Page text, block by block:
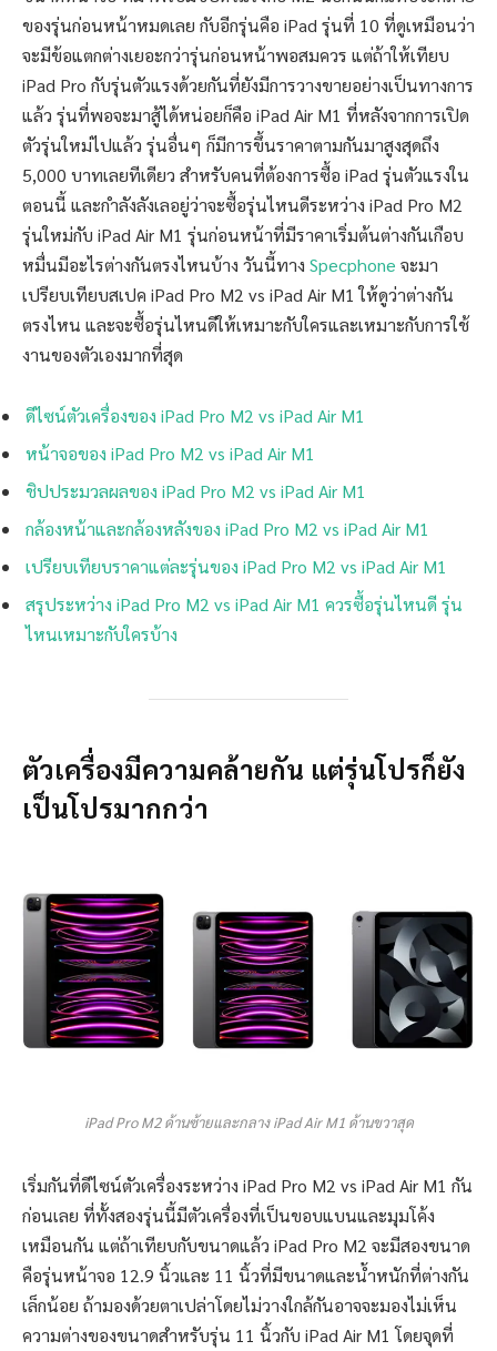
ของรุ่นก่อนหน้าหมดเลย กับอีกรุ่นคือ iPad รุ่นที่ 10 ที่ดูเหมือนว่า
จะมีข้อแตกต่างเยอะกว่ารุ่นก่อนหน้าพอสมควร แต่ถ้าให้เทียบ
iPad Pro กับรุ่นตัวแรงด้วยกันที่ยังมีการวางขายอย่างเป็นทางการ
แล้ว รุ่นที่พอจะมาสู้ได้หน่อยก็คือ iPad Air M1 ที่หลังจากการเปิด
ตัวรุ่นใหม่ไปแล้ว รุ่นอื่นๆ ก็มีการขึ้นราคาตามกันมาสูงสุดถึง
5,000 บาทเลยทีเดียว สำหรับคนที่ต้องการซื้อ iPad รุ่นตัวแรงใน
ตอนนี้ และกำลังลังเลอยู่ว่าจะซื้อรุ่นไหนดีระหว่าง iPad Pro M2
รุ่นใหม่กับ iPad Air M1 รุ่นก่อนหน้าที่มีราคาเริ่มต้นต่างกันเกือบ
หมื่นมีอะไรต่างกันตรงไหนบ้าง วันนี้ทาง Specphone จะมา
เปรียบเทียบสเปค iPad Pro M2 vs iPad Air M1 ให้ดูว่าต่างกัน
ตรงไหน และจะซื้อรุ่นไหนดีให้เหมาะกับใครและเหมาะกับการใช้
งานของตัวเองมากที่สุด
ดีไซน์ตัวเครื่องของ iPad Pro M2 vs iPad Air M1
หน้าจอของ iPad Pro M2 vs iPad Air M1
ชิปประมวลผลของ iPad Pro M2 vs iPad Air M1
กล้องหน้าและกล้องหลังของ iPad Pro M2 vs iPad Air M1
เปรียบเทียบราคาแต่ละรุ่นของ iPad Pro M2 vs iPad Air M1
สรุประหว่าง iPad Pro M2 vs iPad Air M1 ควรซื้อรุ่นไหนดี รุ่น
ไหนเหมาะกับใครบ้าง
ตัวเครื่องมีความคล้ายกัน แต่รุ่นโปรก็ยัง
เป็นโปรมากกว่า
iPad Pro M2 ด้านซ้ายและกลาง iPad Air M1 ด้านขวาสุด
เริ่มกันที่ดีไซน์ตัวเครื่องระหว่าง iPad Pro M2 vs iPad Air M1 กัน
ก่อนเลย ที่ทั้งสองรุ่นนี้มีตัวเครื่องที่เป็นขอบแบนและมุมโค้ง
เหมือนกัน แต่ถ้าเทียบกับขนาดแล้ว iPad Pro M2 จะมีสองขนาด
คือรุ่นหน้าจอ 12.9 นิ้วและ 11 นิ้วที่มีขนาดและน้ำหนักที่ต่างกัน
เล็กน้อย ถ้ามองด้วยตาเปล่าโดยไม่วางใกล้กันอาจจะมองไม่เห็น
ความต่างของขนาดสำหรับรุ่น 11 นิ้วกับ iPad Air M1 โดยจุดที่